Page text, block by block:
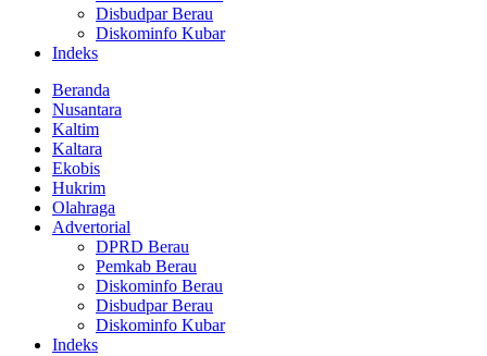
Disbudpar Berau
Diskominfo Kubar
Indeks
Beranda
Nusantara
Kaltim
Kaltara
Ekobis
Hukrim
Olahraga
Advertorial
DPRD Berau
Pemkab Berau
Diskominfo Berau
Disbudpar Berau
Diskominfo Kubar
Indeks